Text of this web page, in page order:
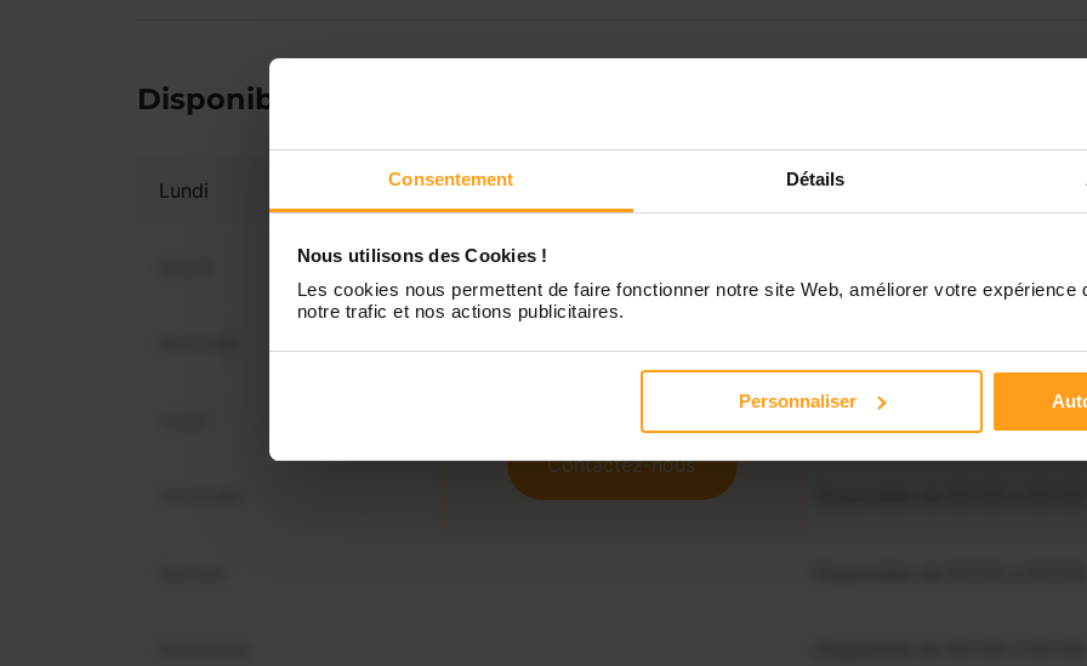
Consentement Détails
Nous utilisons des Cookies !
Les cookies nous permettent de faire fonctionner notre site Web, améliorer votre expérience
notre trafic et nos actions publicitaires.
Personnaliser
Disponibilités
Lundi
Vous souhaitez connaître les
Contactez-nous